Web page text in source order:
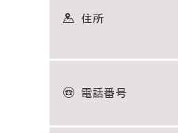
住所
電話番号